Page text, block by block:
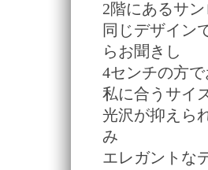
2階にあるサ
同じデザイン
らお聞きし
4センチの方で
私に合うサイ
光沢が抑えら
み
エレガントな